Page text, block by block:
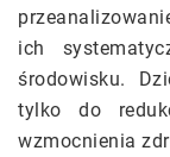
ich
środowisku.
tylko do
wzmocnienia